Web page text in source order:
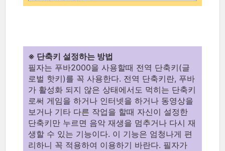
※ 단축키 설정하는 방법
필자는 푸바2000을 사용할때 전역 단축키(글
로벌 핫키)를 꼭 사용한다. 전역 단축키란, 푸바
가 활성화 되지 않은 상태에서도 먹히는 단축키
로써 게임을 하거나 인터넷을 하거나 동영상을
보거나 기타 다른 작업을 할때 자신이 설정한
단축키만 누르면 음악 재생을 멈추거나 다시 재
생할 수 있는 기능이다. 이 기능은 엄청나게 편
리하니 꼭 적용하여 이용하기 바란다. 필자가